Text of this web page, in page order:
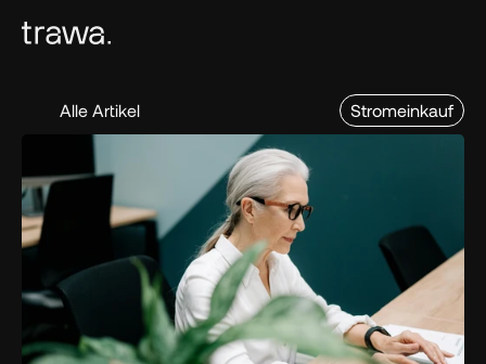
Alle Artikel Stromeinkauf